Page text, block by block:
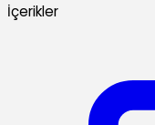
İçerikler